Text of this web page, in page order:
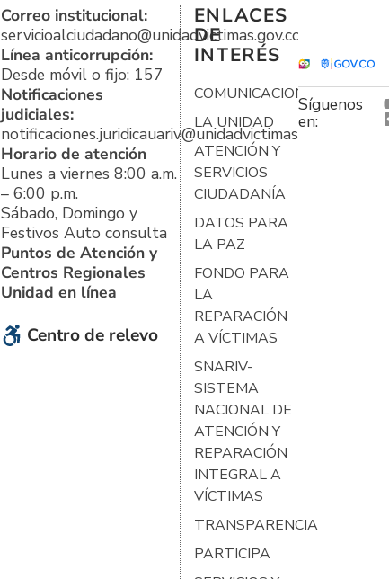
Correo institucional:
servicioalciudadano@unidadvictimas.gov.co
Línea anticorrupción:
Desde móvil o fijo: 157
Notificaciones
judiciales:
notificaciones.juridicauariv@unidadvictimas.gov.co
Horario de atención
Lunes a viernes 8:00 a.m.
– 6:00 p.m.
Sábado, Domingo y
Festivos Auto consulta
Puntos de Atención y
Centros Regionales
Unidad en línea
Centro de relevo
ENLACES
DE
INTERÉS
COMUNICACIONES
LA UNIDAD
ATENCIÓN Y
SERVICIOS
CIUDADANÍA
DATOS PARA
LA PAZ
FONDO PARA
LA
REPARACIÓN
A VÍCTIMAS
SNARIV-
SISTEMA
NACIONAL DE
ATENCIÓN Y
REPARACIÓN
INTEGRAL A
VÍCTIMAS
TRANSPARENCIA
PARTICIPA
Síguenos
en: